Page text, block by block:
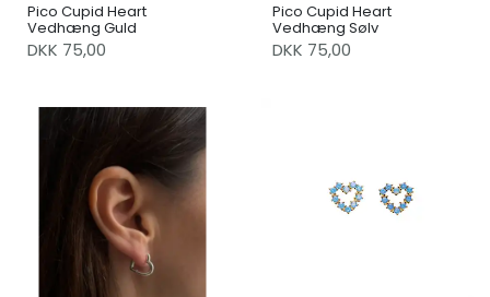
Pico Cupid Heart
Vedhæng Guld
DKK 75,00
Pico Cupid Heart
Vedhæng Sølv
DKK 75,00